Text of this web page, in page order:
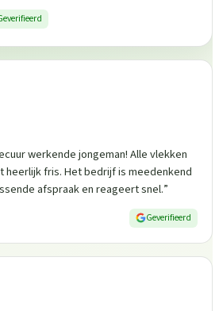
werkende jongeman! Alle vlekken
heerlijk fris. Het bedrijf is meedenkend
afspraak en reageert snel.”
Geverifieerd